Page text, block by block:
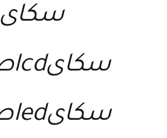
سكاى
سكاىlcdصيانة
سكاىledصيانة